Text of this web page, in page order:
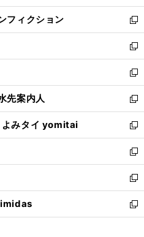
開
く
ウ
で
開
く
ン
ド
ウ
で
開
く
ウ
ィ
ン
ド
ウ
で
開
く
フィクション
新
し
い
ウ
ィ
ン
ド
ウ
で
開
く
新
し
い
ウ
ィ
ン
ド
ウ
で
開
く
新
し
い
ウ
ィ
ン
ド
ウ
で
開
く
先案内人
新
し
い
ウ
ィ
ン
ド
ウ
で
開
よみタイ yomitai
新
し
い
ウ
ィ
ン
ド
ウ
新
し
い
ウ
ィ
ン
新
し
い
ウ
imidas
新
し